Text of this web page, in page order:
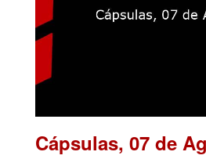
Cápsulas, 07 de